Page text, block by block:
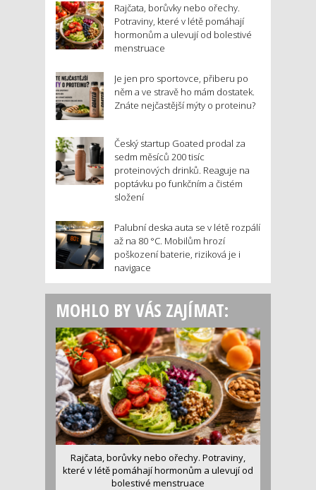
Rajčata, borůvky nebo ořechy.
Potraviny, které v létě pomáhají
hormonům a ulevují od bolestivé
menstruace
Je jen pro sportovce, přiberu po
něm a ve stravě ho mám dostatek.
Znáte nejčastější mýty o proteinu?
Český startup Goated prodal za
sedm měsíců 200 tisíc
proteinových drinků. Reaguje na
poptávku po funkčním a čistém
složení
Palubní deska auta se v létě rozpálí
až na 80 °C. Mobilům hrozí
poškození baterie, riziková je i
navigace
MOHLO BY VÁS ZAJÍMAT:
Rajčata, borůvky nebo ořechy. Potraviny,
které v létě pomáhají hormonům a ulevují od
bolestivé menstruace